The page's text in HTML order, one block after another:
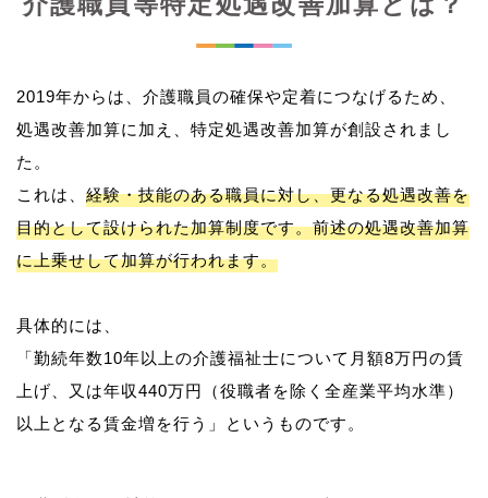
2019年からは、介護職員の確保や定着につなげるため、
処遇改善加算に加え、特定処遇改善加算が創設されまし
た。
これは、 経験・技能のある職員に対し、更なる処遇改善を
目的として設けられた加算制度です。前述の処遇改善加算
に上乗せして加算が行われます。
具体的には、
「勤続年数10年以上の介護福祉士について月額8万円の賃
上げ、又は年収440万円（役職者を除く全産業平均水準）